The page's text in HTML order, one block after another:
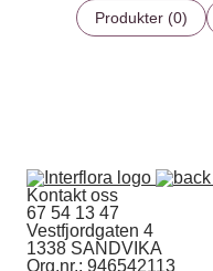
Produkter (0)
Kontakt oss
67 54 13 47
Vestfjordgaten 4
1338 SANDVIKA
Org.nr.: 946542113